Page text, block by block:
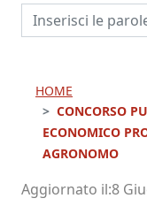
HOME
CONCORSO
ECONOMICO
AGRONOMO
Aggiornato il 8